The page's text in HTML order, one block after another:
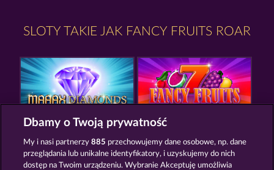
SLOTY TAKIE JAK FANCY FRUITS ROAR
MAAAX DIAMONDS
Dbamy o Twoją prywatność
My i nasi partnerzy885 przechowujemy dane osobowe, np. dane
przeglądania lub unikalne identyfikatory, i uzyskujemy do nich
dostęp na Twoim urządzeniu. Wybranie Akceptuję umożliwia